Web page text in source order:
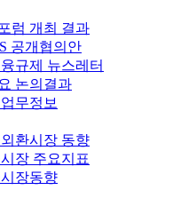
럼 개최 결과
공개협의안
규제 뉴스레터
논의결과
무정보
환시장 동향
장 주요지표
장동향